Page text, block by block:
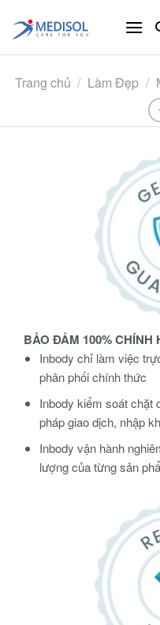
content
Trang chủ / Làm Đẹp /
BẢO ĐẢM 100% CHÍNH
Inbody chỉ làm việc
phân phối chính thức
Inbody kiểm soát chặt
pháp giao dịch, nhập
Inbody vận hành
lượng của từng sản